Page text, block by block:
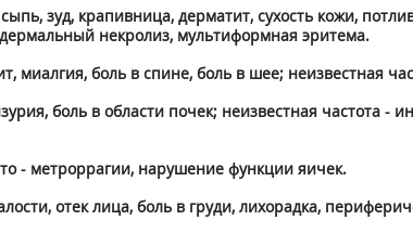
зуд, крапивница, дерматит, сухость кожи,
некролиз, мультиформная эритема.
миалгия, боль в спине, боль в шее; неизвестная
боль в области почек; неизвестная частота -
- метроррагии, нарушение функции яичек.
отек лица, боль в груди, лихорадка,